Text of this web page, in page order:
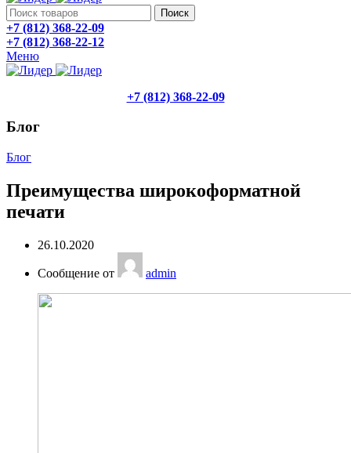
Поиск
+7 (812) 368-22-09
+7 (812) 368-22-12
Меню
+7 (812) 368-22-09
Блог
Блог
Преимущества широкоформатной
печати
26.10.2020
Сообщение от admin